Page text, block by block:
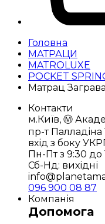
Головна
МАТРАЦИ
MATROLUXE
POCKET
Матрац
Контакти
м.Київ, Ⓜ️
пр-т Палладіна
вхід з боку
Пн-Пт з 9:30 до
Сб-Нд: вихідні
096 900 08 87
Компанія
Допомога